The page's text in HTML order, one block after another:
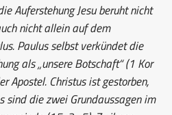
Auferstehung Jesu beruht nicht
nicht allein auf dem
Paulus selbst verkündet die
als „unsere Botschaft“ (1 Kor
Apostel. Christus ist gestorben,
sind die zwei Grundaussagen im